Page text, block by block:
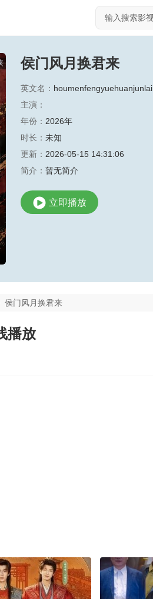
侯门风月换君来
英文名： houmenfengyuehuanjunlai
主演：
年份： 2026年
时长： 未知
更新： 2026-05-15 14:31:06
简介： 暂无简介
立即播放
侯门风月换君来
播放